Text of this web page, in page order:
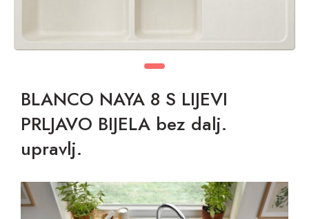
BLANCO NAYA 8 S LIJEVI
PRLJAVO BIJELA bez dalj.
upravlj.